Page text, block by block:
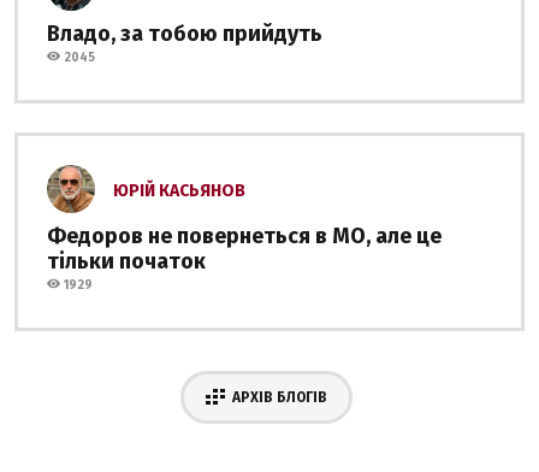
Владо, за тобою прийдуть
2045
ЮРІЙ КАСЬЯНОВ
Федоров не повернеться в МО, але це
тільки початок
1929
АРХІВ БЛОГІВ